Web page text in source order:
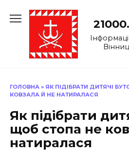
до
ГОЛОВНА » ЯК ПІДІБРАТИ ДИТЯЧІ
КОВЗАЛА Й НЕ НАТИРАЛАСЯ
Як підібрати
щоб стопа не
натиралася